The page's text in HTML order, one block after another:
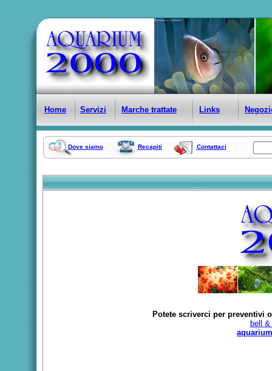
Home Servizi Marche trattate Links
Dove siamo Recapiti Contattaci
Potete scriverci per preventivi
bell